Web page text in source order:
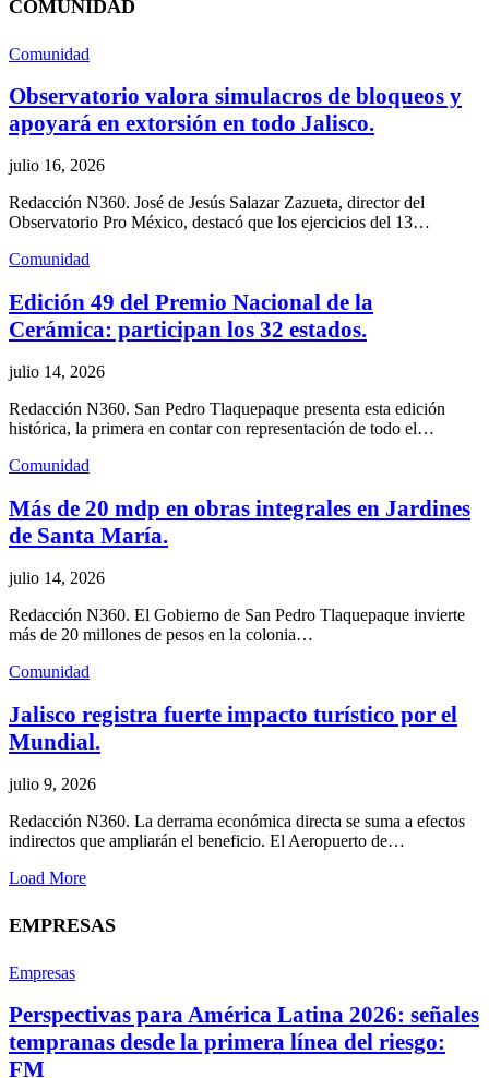
COMUNIDAD
Comunidad
Observatorio valora simulacros de bloqueos y
apoyará en extorsión en todo Jalisco.
julio 16, 2026
Redacción N360. José de Jesús Salazar Zazueta, director del
Observatorio Pro México, destacó que los ejercicios del 13…
Comunidad
Edición 49 del Premio Nacional de la
Cerámica: participan los 32 estados.
julio 14, 2026
Redacción N360. San Pedro Tlaquepaque presenta esta edición
histórica, la primera en contar con representación de todo el…
Comunidad
Más de 20 mdp en obras integrales en Jardines
de Santa María.
julio 14, 2026
Redacción N360. El Gobierno de San Pedro Tlaquepaque invierte
más de 20 millones de pesos en la colonia…
Comunidad
Jalisco registra fuerte impacto turístico por el
Mundial.
julio 9, 2026
Redacción N360. La derrama económica directa se suma a efectos
indirectos que ampliarán el beneficio. El Aeropuerto de…
Load More
EMPRESAS
Empresas
Perspectivas para América Latina 2026: señales
tempranas desde la primera línea del riesgo:
FM